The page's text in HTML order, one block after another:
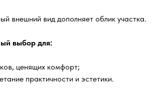
внешний вид дополняет облик участка.
выбор для:
ценящих комфорт;
практичности и эстетики.